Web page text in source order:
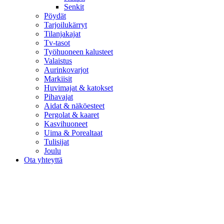
Senkit
Pöydät
Tarjoilukärryt
Tilanjakajat
Tv-tasot
Työhuoneen kalusteet
Valaistus
Aurinkovarjot
Markiisit
Huvimajat & katokset
Pihavajat
Aidat & näköesteet
Pergolat & kaaret
Kasvihuoneet
Uima & Porealtaat
Tulisijat
Joulu
Ota yhteyttä